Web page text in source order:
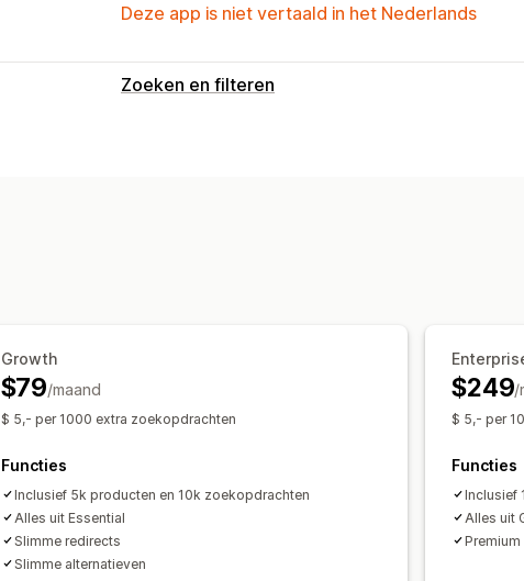
Deze app is niet vertaald in het Nederlands
Zoeken en filteren
Zoekresultatenpagina
Filtergebruik
Growth
$79/maand
$ 5,- per 1000 extra zoekopdrachten
Functies
Inclusief 5k producten en 10k zoekopdrachten
Alles uit Essential
Slimme redirects
Slimme alternatieven
$249/
$ 5,- per
Functies
Inclusief
Alles uit